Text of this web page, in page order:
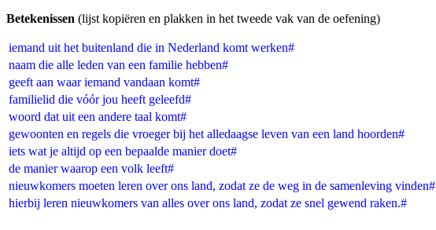
Betekenissen (lijst kopiëren en plakken in het tweede vak van de oefening)
iemand uit het buitenland die in Nederland komt werken#
naam die alle leden van een familie hebben#
geeft aan waar iemand vandaan komt#
familielid die vóór jou heeft geleefd#
woord dat uit een andere taal komt#
gewoonten en regels die vroeger bij het alledaagse leven van een land hoorden#
iets wat je altijd op een bepaalde manier doet#
de manier waarop een volk leeft#
nieuwkomers moeten leren over ons land, zodat ze de weg in de samenleving vinden#
hierbij leren nieuwkomers van alles over ons land, zodat ze snel gewend raken.#